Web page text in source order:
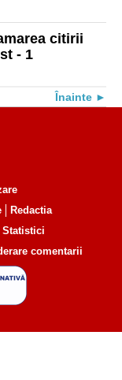
citirii
- 1
Înainte
Redactia
comentarii